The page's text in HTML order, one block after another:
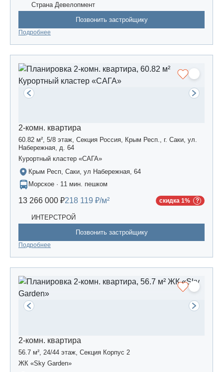
Страна Девелопмент
Позвонить застройщику
Подробнее
2-комн. квартира
60.82 м², 5/8 этаж, Секция Россия, Крым Респ., г. Саки, ул.
Набережная, д. 64
Курортный кластер «САГА»
Крым Респ, Саки, ул Набережная, 64
Морское · 11 мин. пешком
13 266 000 ₽218 119 ₽/м² скидка 1%
ИНТЕРСТРОЙ
Позвонить застройщику
Подробнее
2-комн. квартира
56.7 м², 24/44 этаж, Секция Корпус 2
ЖК «Sky Garden»